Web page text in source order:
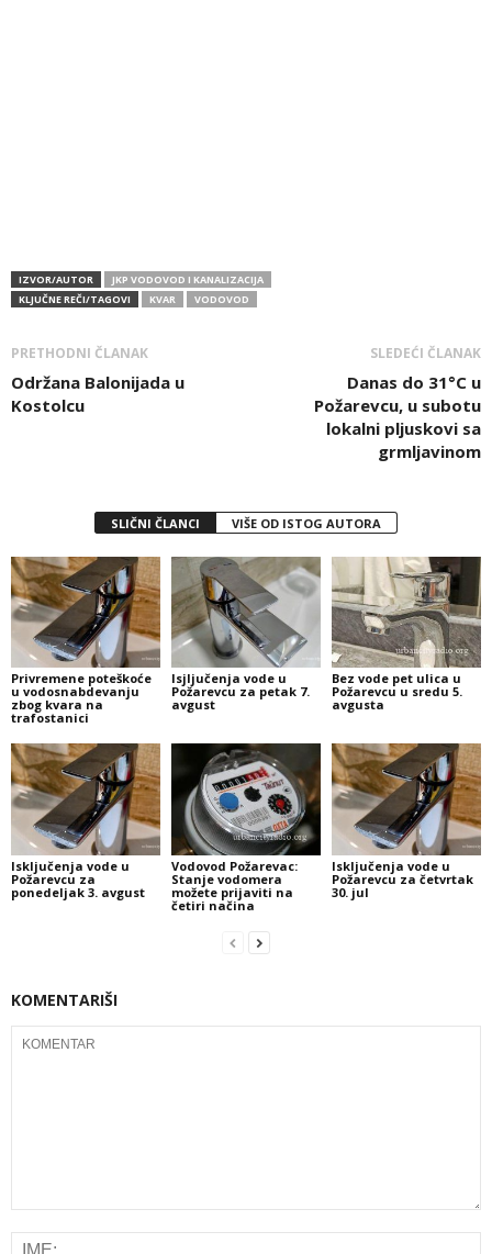
IZVOR/AUTOR
JKP VODOVOD I KANALIZACIJA
KLJUČNE REČI/TAGOVI
KVAR VODOVOD
PRETHODNI ČLANAK
Održana Balonijada u
Kostolcu
SLEDEĆI ČLANAK
Danas do 31°C u
Požarevcu, u subotu
lokalni pljuskovi sa
grmljavinom
SLIČNI ČLANCI VIŠE OD ISTOG AUTORA
Privremene poteškoće
u vodosnabdevanju
zbog kvara na
trafostanici
Isjljučenja vode u
Požarevcu za petak 7.
avgust
Bez vode pet ulica u
Požarevcu u sredu 5.
avgusta
Isključenja vode u
Požarevcu za
ponedeljak 3. avgust
Vodovod Požarevac:
Stanje vodomera
možete prijaviti na
četiri načina
Isključenja vode u
Požarevcu za četvrtak
30. jul
KOMENTARIŠI